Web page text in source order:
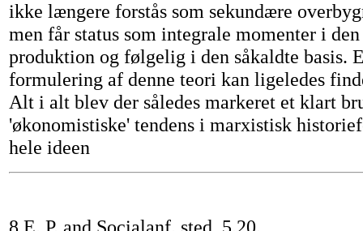
ikke længere forstås som sekundære
men får status som integrale momenter i
produktion og følgelig i den såkaldte basis.
formulering af denne teori kan ligeledes
Alt i alt blev der således markeret et klart
'økonomistiske' tendens i marxistisk
hele ideen
8 E. P. and Socialanf. sted, 5.20.